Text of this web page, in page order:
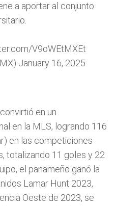
a aportar al conjunto
V9oWEtMXEt
January 16, 2025
en un
en la MLS, logrando 116
en las competiciones
totalizando 11 goles y 22
el panameño ganó la
Lamar Hunt 2023,
Oeste de 2023, se